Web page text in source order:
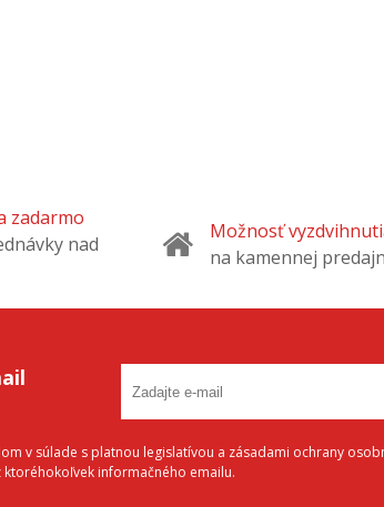
zadarmo
nad
Možnosť
na kamennej
v súlade s platnou legislatívou a zásadami ochrany
informačného emailu.